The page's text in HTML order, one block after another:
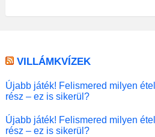
VILLÁMKVÍZEK
Újabb játék! Felismered milyen
rész – ez is sikerül?
Újabb játék! Felismered milyen
rész – ez is sikerül?